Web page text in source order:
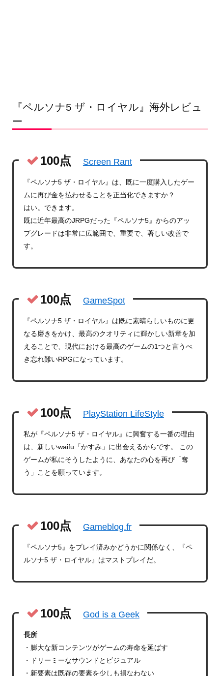
『ペルソナ5 ザ・ロイヤル』海外レビュ
ー
100点 Screen Rant
『ペルソナ5 ザ・ロイヤル』は、既に一度購入したゲー
ムに再び金を払わせることを正当化できますか？
はい。できます。
既に近年最高のJRPGだった『ペルソナ5』からのアッ
プグレードは非常に広範囲で、重要で、著しい改善で
す。
100点 GameSpot
『ペルソナ5 ザ・ロイヤル』は既に素晴らしいものに更
なる磨きをかけ、最高のクオリティに輝かしい新章を加
えることで、現代における最高のゲームの1つと言うべ
き忘れ難いRPGになっています。
100点 PlayStation LifeStyle
私が『ペルソナ5 ザ・ロイヤル』に興奮する一番の理由
は、新しいwaifu「かすみ」に出会えるからです。 この
ゲームが私にそうしたように、あなたの心を再び「奪
う」ことを願っています。
100点 Gameblog.fr
『ペルソナ5』をプレイ済みかどうかに関係なく、『ペ
ルソナ5 ザ・ロイヤル』はマストプレイだ。
100点 God is a Geek
長所
・膨大な新コンテンツがゲームの寿命を延ばす
・ドリーミーなサウンドとビジュアル
・新要素は既存の要素を少しも損なわない